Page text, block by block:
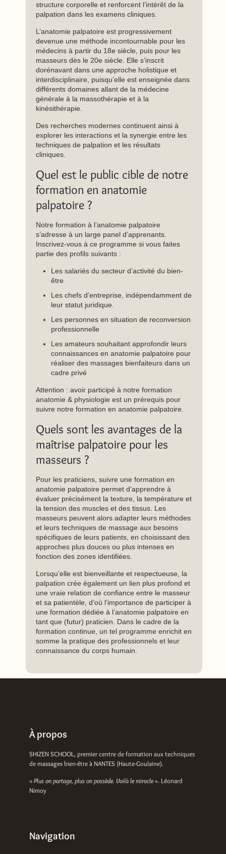
structure corporelle et renforcent l’intérêt de la
palpation dans les examens cliniques.
L’anatomie palpatoire est progressivement
devenue une méthode incontournable pour les
médecins à partir du 18e siècle, puis pour les
masseurs dès le 20e siècle. Elle s’inscrit
dorénavant dans une approche holistique et
interdisciplinaire, puisqu’elle est enseignée dans
différents domaines allant de la médecine
générale à la massothérapie et à la
kinésithérapie.
Des recherches modernes continuent ainsi à
explorer les interactions et la synergie entre les
techniques de palpation et les résultats
cliniques.
Quel est le public cible de notre
formation en anatomie
palpatoire ?
Notre formation à l’anatomie palpatoire
s’adresse à un large panel d’apprenants.
Inscrivez-vous à ce programme si vous faites
partie des profils suivants :
Les salariés du secteur d’activité du bien-
être
Les chefs d’entreprise, indépendamment de
leur statut juridique.
Les personnes en situation de reconversion
professionnelle
Les amateurs souhaitant approfondir leurs
connaissances en anatomie palpatoire pour
réaliser des massages bienfaiteurs dans un
cadre privé
Attention : avoir participé à notre formation
anatomie & physiologie est un prérequis pour
suivre notre formation en anatomie palpatoire.
Quels sont les avantages de la
maîtrise palpatoire pour les
masseurs ?
Pour les praticiens, suivre une formation en
anatomie palpatoire permet d’apprendre à
évaluer précisément la texture, la température et
la tension des muscles et des tissus. Les
masseurs peuvent alors adapter leurs méthodes
et leurs techniques de massage aux besoins
spécifiques de leurs patients, en choisissant des
approches plus douces ou plus intenses en
fonction des zones identifiées.
Lorsqu’elle est bienveillante et respectueuse, la
palpation crée également un lien plus profond et
une vraie relation de confiance entre le masseur
et sa patientèle, d’où l’importance de participer à
une formation dédiée à l’anatomie palpatoire en
tant que (futur) praticien. Dans le cadre de la
formation continue, un tel programme enrichit en
somme la pratique des professionnels et leur
connaissance du corps humain.
À propos
SHIZEN SCHOOL, premier centre de formation aux techniques
de massages bien-être à NANTES (Haute-Goulaine).
« Plus on partage, plus on possède. Voilà le miracle ». Léonard
Nimoy
Navigation